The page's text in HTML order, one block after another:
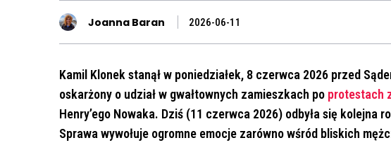
Joanna Baran 2026-06-11
Kamil Klonek stanął w poniedziałek, 8 czerwca 2026 przed
oskarżony o udział w gwałtownych zamieszkach po protestach
Henry’ego Nowaka. Dziś (11 czerwca 2026) odbyła się kolejna
Sprawa wywołuje ogromne emocje zarówno wśród bliskich